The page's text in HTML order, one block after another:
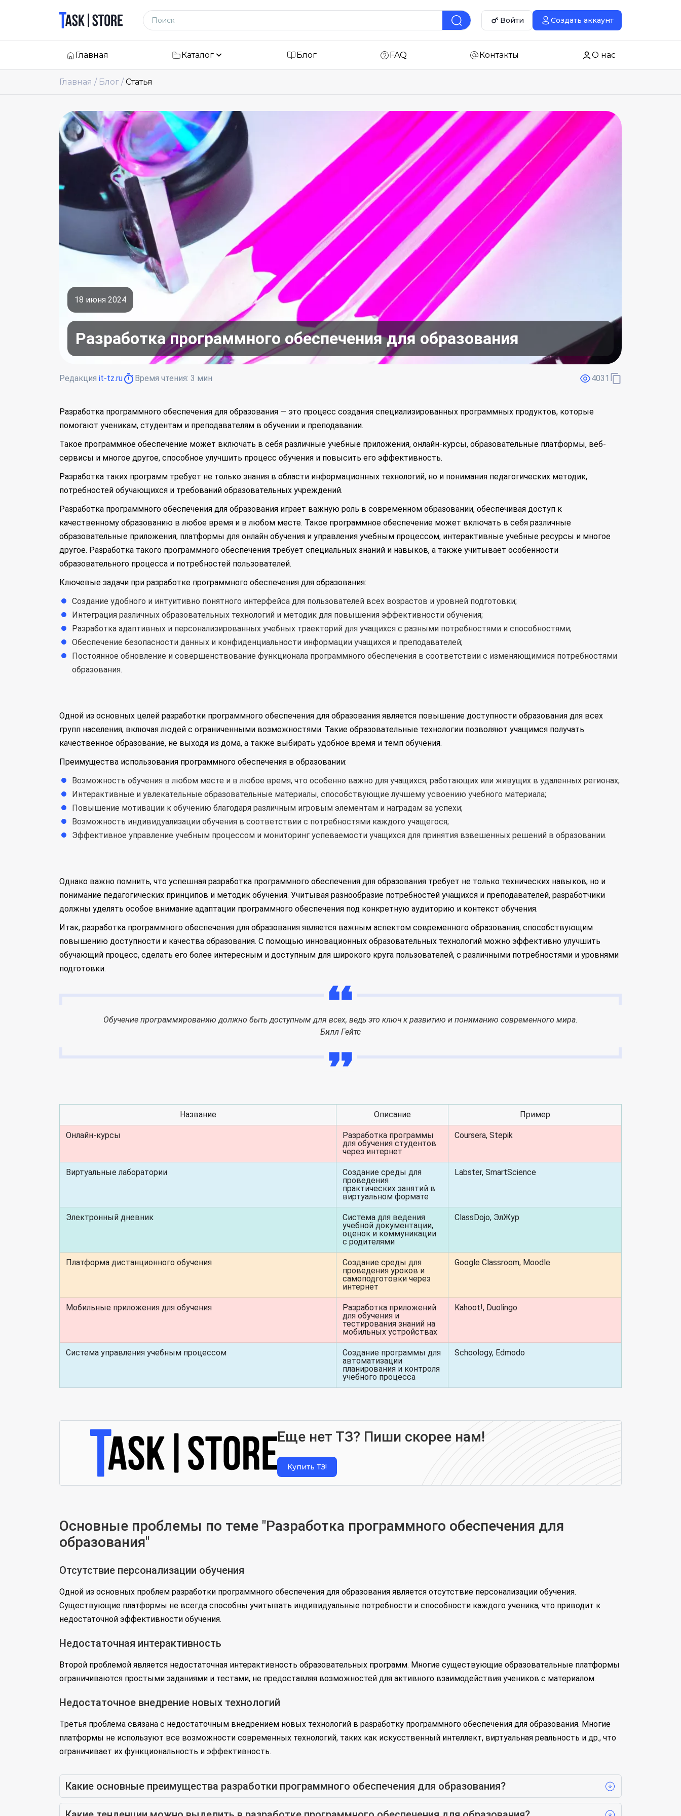
Логотип
Поиск по сайту
Войти Создать аккаунт
Главная Каталог Блог FAQ Контакты О нас
Главная Блог Статья
18 июня 2024
Разработка программного обеспечения для образования
Редакция it-tz.ru Время чтения: 3 мин 4031
Разработка программного обеспечения для образования — это процесс создания специализированных программных продуктов, которые
помогают ученикам, студентам и преподавателям в обучении и преподавании.
Такое программное обеспечение может включать в себя различные учебные приложения, онлайн-курсы, образовательные платформы, веб-
сервисы и многое другое, способное улучшить процесс обучения и повысить его эффективность.
Разработка таких программ требует не только знания в области информационных технологий, но и понимания педагогических методик,
потребностей обучающихся и требований образовательных учреждений.
Разработка программного обеспечения для образования играет важную роль в современном образовании, обеспечивая доступ к
качественному образованию в любое время и в любом месте. Такое программное обеспечение может включать в себя различные
образовательные приложения, платформы для онлайн обучения и управления учебным процессом, интерактивные учебные ресурсы и многое
другое. Разработка такого программного обеспечения требует специальных знаний и навыков, а также учитывает особенности
образовательного процесса и потребностей пользователей.
Ключевые задачи при разработке программного обеспечения для образования:
Создание удобного и интуитивно понятного интерфейса для пользователей всех возрастов и уровней подготовки;
Интеграция различных образовательных технологий и методик для повышения эффективности обучения;
Разработка адаптивных и персонализированных учебных траекторий для учащихся с разными потребностями и способностями;
Обеспечение безопасности данных и конфиденциальности информации учащихся и преподавателей;
Постоянное обновление и совершенствование функционала программного обеспечения в соответствии с изменяющимися потребностями
образования.
Одной из основных целей разработки программного обеспечения для образования является повышение доступности образования для всех
групп населения, включая людей с ограниченными возможностями. Такие образовательные технологии позволяют учащимся получать
качественное образование, не выходя из дома, а также выбирать удобное время и темп обучения.
Преимущества использования программного обеспечения в образовании:
Возможность обучения в любом месте и в любое время, что особенно важно для учащихся, работающих или живущих в удаленных регионах;
Интерактивные и увлекательные образовательные материалы, способствующие лучшему усвоению учебного материала;
Повышение мотивации к обучению благодаря различным игровым элементам и наградам за успехи;
Возможность индивидуализации обучения в соответствии с потребностями каждого учащегося;
Эффективное управление учебным процессом и мониторинг успеваемости учащихся для принятия взвешенных решений в образовании.
Однако важно помнить, что успешная разработка программного обеспечения для образования требует не только технических навыков, но и
понимание педагогических принципов и методик обучения. Учитывая разнообразие потребностей учащихся и преподавателей, разработчики
должны уделять особое внимание адаптации программного обеспечения под конкретную аудиторию и контекст обучения.
Итак, разработка программного обеспечения для образования является важным аспектом современного образования, способствующим
повышению доступности и качества образования. С помощью инновационных образовательных технологий можно эффективно улучшить
обучающий процесс, сделать его более интересным и доступным для широкого круга пользователей, с различными потребностями и уровнями
подготовки.
Обучение программированию должно быть доступным для всех, ведь это ключ к развитию и пониманию современного мира.
Билл Гейтс
Название Описание Пример
Онлайн-курсы
Разработка программы
для обучения студентов
через интернет
Coursera, Stepik
Виртуальные лаборатории
Создание среды для
проведения
практических занятий в
виртуальном формате
Labster, SmartScience
Электронный дневник
Система для ведения
учебной документации,
оценок и коммуникации
с родителями
ClassDojo, ЭлЖур
Платформа дистанционного обучения
Создание среды для
проведения уроков и
самоподготовки через
интернет
Google Classroom, Moodle
Мобильные приложения для обучения
Разработка приложений
для обучения и
тестирования знаний на
мобильных устройствах
Kahoot!, Duolingo
Система управления учебным процессом
Создание программы для
автоматизации
планирования и контроля
учебного процесса
Schoology, Edmodo
Еще нет ТЗ? Пиши скорее нам!
Купить ТЗ!
Основные проблемы по теме "Разработка программного обеспечения для
образования"
Отсутствие персонализации обучения
Одной из основных проблем разработки программного обеспечения для образования является отсутствие персонализации обучения.
Существующие платформы не всегда способны учитывать индивидуальные потребности и способности каждого ученика, что приводит к
недостаточной эффективности обучения.
Недостаточная интерактивность
Второй проблемой является недостаточная интерактивность образовательных программ. Многие существующие образовательные платформы
ограничиваются простыми заданиями и тестами, не предоставляя возможностей для активного взаимодействия учеников с материалом.
Недостаточное внедрение новых технологий
Третья проблема связана с недостаточным внедрением новых технологий в разработку программного обеспечения для образования. Многие
платформы не используют все возможности современных технологий, таких как искусственный интеллект, виртуальная реальность и др., что
ограничивает их функциональность и эффективность.
Какие основные преимущества разработки программного обеспечения для образования?